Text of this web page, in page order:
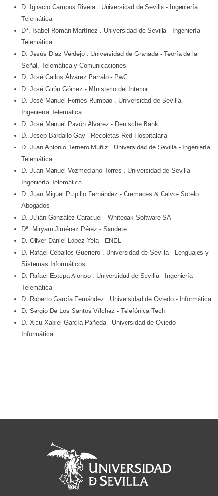
D. Ignacio Campos Rivera . Universidad de Sevilla - Ingeniería
Telemática
Dª. Isabel Román Martínez . Universidad de Sevilla - Ingeniería
Telemática
D. Jesús Díaz Verdejo . Universidad de Granada - Teoría de la
Señal, Telemática y Comunicaciones
D. José Carlos Álvarez Parralo - PwC
D. José Girón Gómez - MInisterio del Interior
D. José Manuel Fornés Rumbao . Universidad de Sevilla -
Ingeniería Telemática
D. José Manuel Pavón Álvarez - Deutsche Bank
D. Josep Bardallo Gay - Recoletas Red Hospitalaria
D. Juan Antonio Ternero Muñiz . Universidad de Sevilla - Ingeniería
Telemática
D. Juan Manuel Vozmediano Torres . Universidad de Sevilla -
Ingeniería Telemática
D. Juan Miguel Pulpillo Fernández - Cremades & Calvo- Sotelo
Abogados
D. Julián González Caracuel - Whiteoak Software SA
Dª. Miryam Jiménez Pérez - Sandetel
D. Oliver Daniel López Yela - ENEL
D. Rafael Ceballos Guerrero . Universidad de Sevilla - Lenguajes y
Sistemas Informáticos
D. Rafael Estepa Alonso . Universidad de Sevilla - Ingeniería
Telemática
D. Roberto García Fernández . Universidad de Oviedo - Informática
D. Sergio De Los Santos Vílchez - Telefónica Tech
D. Xicu Xabiel García Pañeda . Universidad de Oviedo -
Informática